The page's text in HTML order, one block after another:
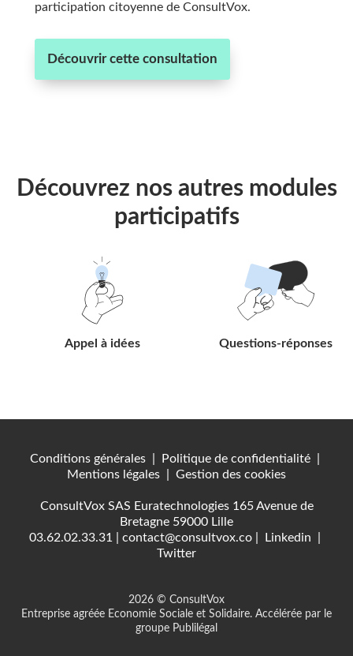
participation citoyenne de ConsultVox.
Découvrir cette consultation
Découvrez nos autres modules
participatifs
Suivre
le
lien
Appel à idées
Suivre
le
lien
Questions-réponses
Conditions générales Politique de confidentialité
Mentions légales
Gestion des cookies
ConsultVox SAS Euratechnologies 165 Avenue de
Bretagne 59000 Lille
03.62.02.33.31
contact@consultvox.co Linkedin
Twitter
2026 © ConsultVox
Entreprise agréée Economie Sociale et Solidaire. Accélérée par le
groupe Publilégal